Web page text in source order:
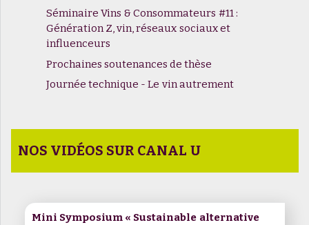
Séminaire Vins & Consommateurs #11 :
Génération Z, vin, réseaux sociaux et
influenceurs
Prochaines soutenances de thèse
Journée technique - Le vin autrement
NOS VIDÉOS SUR CANAL U
Mini Symposium « Sustainable alternative